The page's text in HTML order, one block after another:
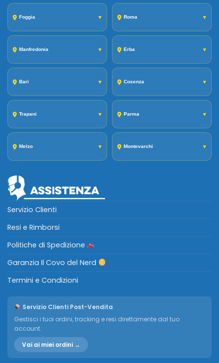
Foggia ▼ Roma ▼
Manfredonia ▼ Erba ▼
Bari ▼ Cosenza ▼
Trapani ▼ Parma ▼
Melzo ▼ Montevarchi ▼
Servizio Clienti
Resi e Rimborsi
Politiche di Spedizione
Garanzia Il Covo del Nerd
Termini e Condizioni
Servizio Clienti Post-Vendita
Gestisci i tuoi ordini, tracking e resi direttamente dal tuo
account.
Vai ai miei ordini →